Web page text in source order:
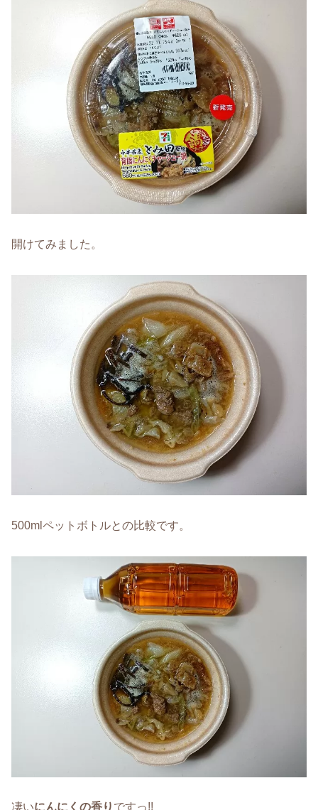
開けてみました。
500mlペットボトルとの比較です。
凄いにんにくの香り ですっ!!